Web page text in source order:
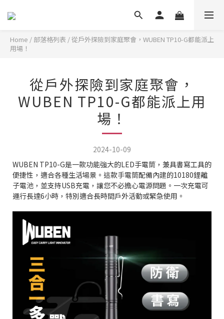
Home / 部落格列表 /從戶外探險到家庭聚會，WUBEN TP10-G都能派上
用場！
從戶外探險到家庭聚會，
WUBEN TP10-G都能派上用
場！
2024-10-09
WUBEN TP10-G是一款功能強大的LED手電筒，兼具書寫工具的
便捷性，適合各種生活場景。這款手電筒配備內建的10180鋰離
子電池，並支持USB充電，讓您不必擔心電源問題。一次充電可
運行長達6小時，特別適合長時間戶外活動或緊急使用。